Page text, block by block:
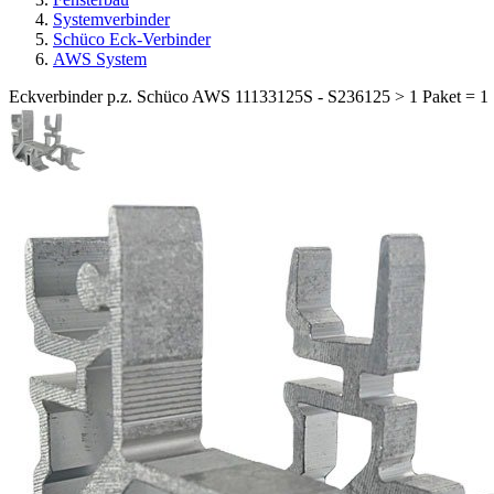
Systemverbinder
Schüco Eck-Verbinder
AWS System
Eckverbinder p.z. Schüco AWS 11133125S - S236125 > 1 Paket = 1